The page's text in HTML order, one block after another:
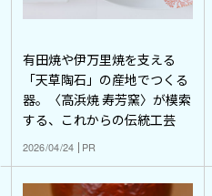
有田焼や伊万里焼を支える
「天草陶石」の産地でつくる
器。〈高浜焼 寿芳窯〉が模索
する、これからの伝統工芸
2026/04/24 PR